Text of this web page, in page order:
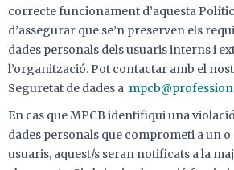
correcte funcionament d’aquesta
d’assegurar que se’n preserven els
dades personals dels usuaris interns i
l’organització. Pot contactar amb el
Seguretat de dades a
En cas que MPCB identifiqui una
dades personals que comprometi a un o
usuaris, aquest/s seran notificats a la